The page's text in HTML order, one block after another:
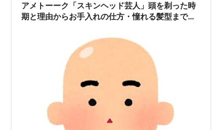
アメトーーク「スキンヘッド芸人」頭を剃った時
期と理由からお手入れの仕方・憧れる髪型までを